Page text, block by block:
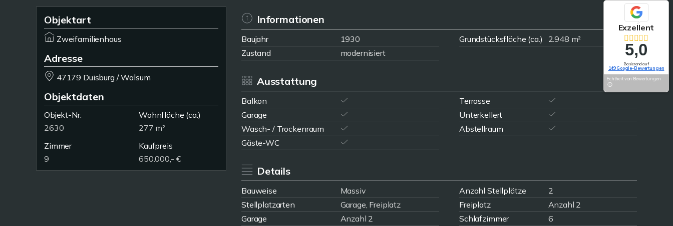
Objektart
Zweifamilienhaus
Adresse
47179 Duisburg / Walsum
Objektdaten
Objekt-Nr.
2630
Wohnfläche (ca.)
277 m²
Zimmer
9
Kaufpreis
650.000,- €
Informationen
Baujahr 1930 Grundstücksfläche (ca.)
2.948 m²
Zustand
modernisiert
Ausstattung
Balkon
Terrasse
Garage
Unterkellert
Wasch- / Trockenraum
Abstellraum
Gäste-WC
Details
Bauweise Massiv Anzahl Stellplätze
2
Stellplatzarten
Garage, Freiplatz Freiplatz
Anzahl 2
Garage
Anzahl 2 Schlafzimmer
6
Exzellent
5,0
Basierend auf
149 Google-Bewertungen
Echtheit von Bewertungen